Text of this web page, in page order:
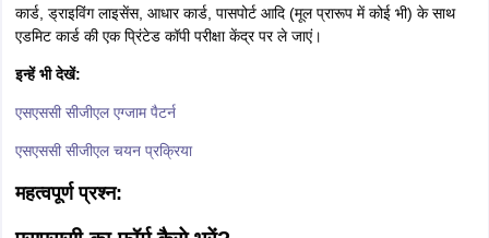
कार्ड, ड्राइविंग लाइसेंस, आधार कार्ड, पासपोर्ट आदि (मूल प्रारूप में कोई भी) के साथ
एडमिट कार्ड की एक प्रिंटेड कॉपी परीक्षा केंद्र पर ले जाएं।
इन्हें भी देखें:
एसएससी सीजीएल एग्जाम पैटर्न
एसएससी सीजीएल चयन प्रक्रिया
महत्वपूर्ण प्रश्न: